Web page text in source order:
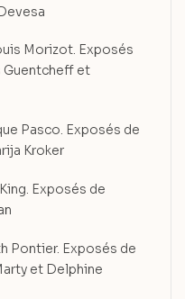
Morizot. Exposés
Guentcheff et
Pasco. Exposés de
Kroker
Exposés de
Pontier. Exposés de
et Delphine